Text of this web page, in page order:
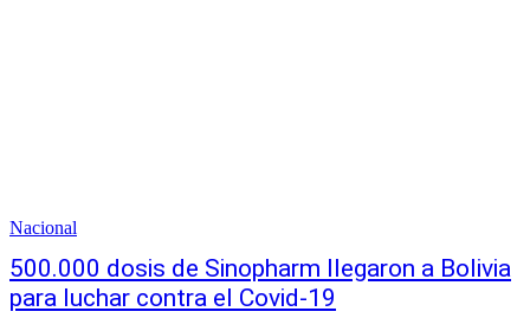
Nacional
500.000 dosis de Sinopharm llegaron a Bolivia
para luchar contra el Covid-19